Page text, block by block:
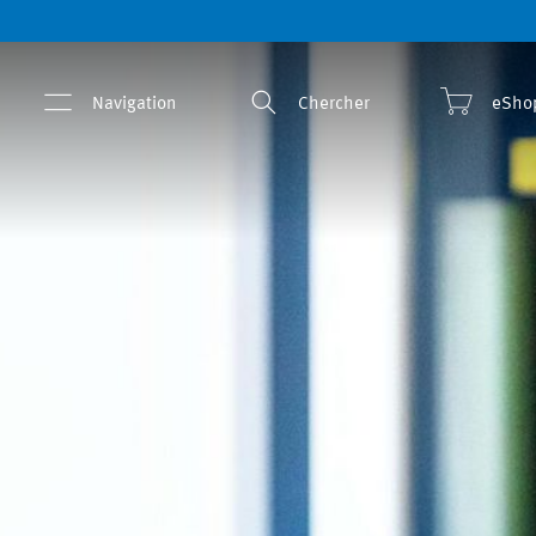
Navigation Chercher